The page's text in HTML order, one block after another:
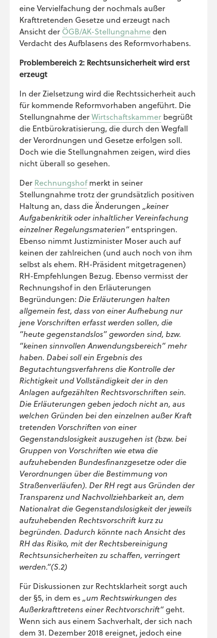
eine Vervielfachung der nochmals außer
Krafttretenden Gesetze und erzeugt nach
Ansicht der ÖGB/AK-Stellungnahmeden
Verdacht des Aufblasens des Reformvorhabens.
Problembereich 2: Rechtsunsicherheit wird erst
erzeugt
In der Zielsetzung wird die Rechtssicherheit auch
für kommende Reformvorhaben angeführt. Die
Stellungnahme derWirtschaftskammer begrüßt
die Entbürokratisierung, die durch den Wegfall
der Verordnungen und Gesetze erfolgen soll.
Doch wie die Stellungnahmen zeigen, wird dies
nicht überall so gesehen.
Der Rechnungshofmerkt in seiner
Stellungnahme trotz der grundsätzlich positiven
Haltung an, dass die Änderungen „keiner
Aufgabenkritik oder inhaltlicher Vereinfachung
einzelner Regelungsmaterien“entspringen.
Ebenso nimmt Justizminister Moser auch auf
keinen der zahlreichen (und auch noch von ihm
selbst als ehem. RH-Präsident mitgetragenen)
RH-Empfehlungen Bezug. Ebenso vermisst der
Rechnungshof in den Erläuterungen
Begründungen: Die Erläuterungen halten
allgemein fest, dass von einer Aufhebung nur
jene Vorschriften erfasst werden sollen, die
“heute gegenstandslos” geworden sind, bzw.
“keinen sinnvollen Anwendungsbereich” mehr
haben. Dabei soll ein Ergebnis des
Begutachtungsverfahrens die Kontrolle der
Richtigkeit und Vollständigkeit der in den
Anlagen aufgezählten Rechtsvorschriften sein.
Die Erläuterungen geben jedoch nicht an, aus
welchen Gründen bei den einzelnen außer Kraft
tretenden Vorschriften von einer
Gegenstandslosigkeit auszugehen ist (bzw. bei
Gruppen von Vorschriften wie etwa die
aufzuhebenden Bundesfinanzgesetze oder die
Verordnungen über die Bestimmung von
Straßenverläufen). Der RH regt aus Gründen der
Transparenz und Nachvollziehbarkeit an, dem
Nationalrat die Gegenstandslosigkeit der jeweils
aufzuhebenden Rechtsvorschrift kurz zu
begründen. Dadurch könnte nach Ansicht des
RH das Risiko, mit der Rechtsbereinigung
Rechtsunsicherheiten zu schaffen, verringert
werden.“(S.2)
Für Diskussionen zur Rechtsklarheit sorgt auch
der §5, in dem es „um Rechtswirkungen des
Außerkrafttretens einer Rechtvorschrift“geht.
Wenn sich aus einem Sachverhalt, der sich nach
dem 31. Dezember 2018 ereignet, jedoch eine